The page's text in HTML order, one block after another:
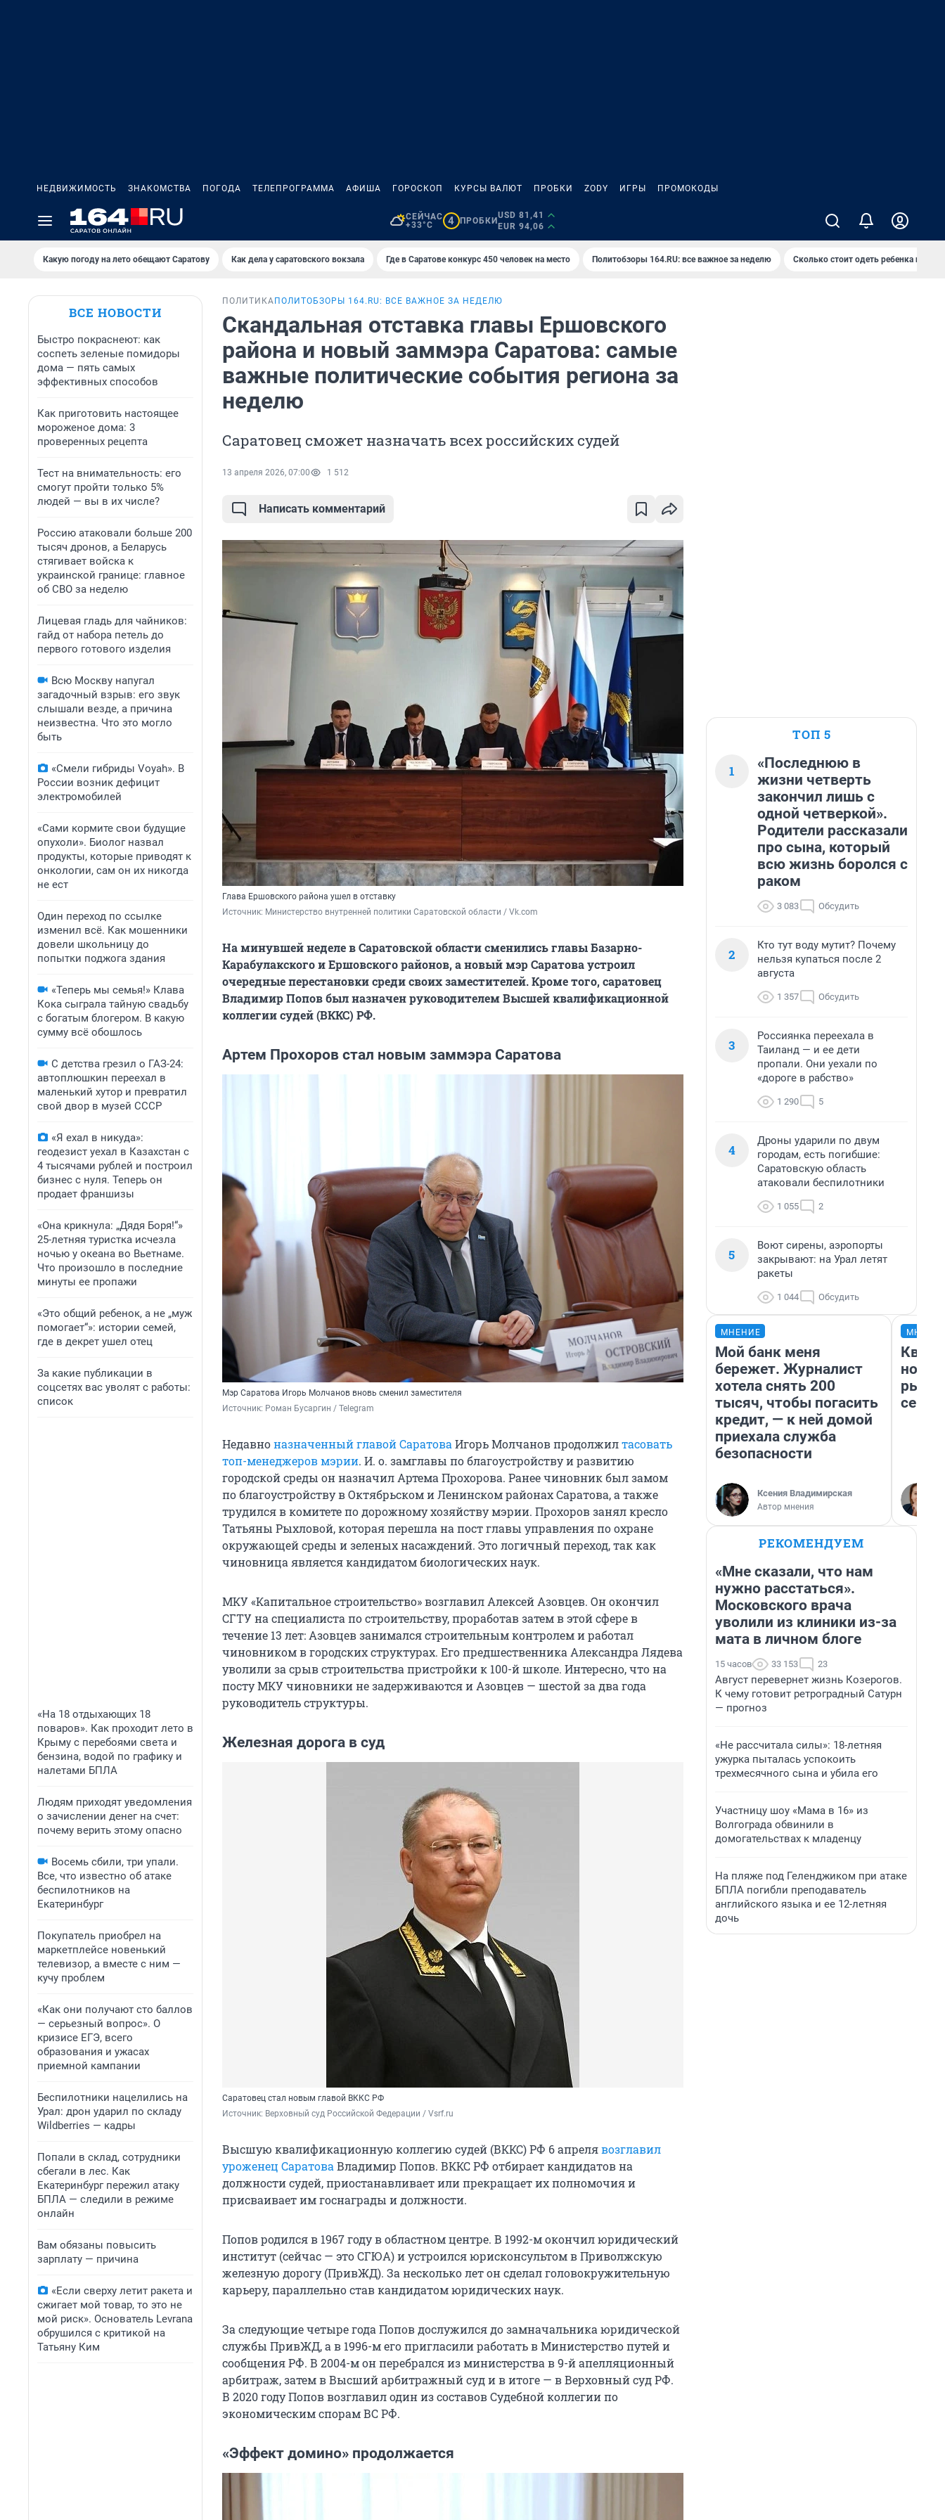
НЕДВИЖИМОСТЬ ЗНАКОМСТВА ПОГОДА ТЕЛЕПРОГРАММА АФИША ГОРОСКОП КУРСЫ ВАЛЮТ ПРОБКИ ZODY ИГРЫ ПРОМОКОДЫ
СЕЙЧАС
+33°C
4 ПРОБКИ
USD 81,41
EUR 94,06
Какую погоду на лето обещают Саратову Как дела у саратовского вокзала Где в Саратове конкурс 450 человек на место Политобзоры 164.RU: все важное за неделю Сколько стоит одеть ребенка на
ВСЕ НОВОСТИ
Быстро покраснеют: как
соспеть зеленые помидоры
дома — пять самых
эффективных способов
Как приготовить настоящее
мороженое дома: 3
проверенных рецепта
Тест на внимательность: его
смогут пройти только 5%
людей — вы в их числе?
Россию атаковали больше 200
тысяч дронов, а Беларусь
стягивает войска к
украинской границе: главное
об СВО за неделю
Лицевая гладь для чайников:
гайд от набора петель до
первого готового изделия
Всю Москву напугал
загадочный взрыв: его звук
слышали везде, а причина
неизвестна. Что это могло
быть
«Смели гибриды Voyah». В
России возник дефицит
электромобилей
«Сами кормите свои будущие
опухоли». Биолог назвал
продукты, которые приводят к
онкологии, сам он их никогда
не ест
Один переход по ссылке
изменил всё. Как мошенники
довели школьницу до
попытки поджога здания
«Теперь мы семья!» Клава
Кока сыграла тайную свадьбу
с богатым блогером. В какую
сумму всё обошлось
С детства грезил о ГАЗ-24:
автоплюшкин переехал в
маленький хутор и превратил
свой двор в музей СССР
«Я ехал в никуда»:
геодезист уехал в Казахстан с
4 тысячами рублей и построил
бизнес с нуля. Теперь он
продает франшизы
«Она крикнула: „Дядя Боря!“»
25-летняя туристка исчезла
ночью у океана во Вьетнаме.
Что произошло в последние
минуты ее пропажи
«Это общий ребенок, а не „муж
помогает“»: истории семей,
где в декрет ушел отец
За какие публикации в
соцсетях вас уволят с работы:
список
«На 18 отдыхающих 18
поваров». Как проходит лето в
Крыму с перебоями света и
бензина, водой по графику и
налетами БПЛА
Людям приходят уведомления
о зачислении денег на счет:
почему верить этому опасно
Восемь сбили, три упали.
Все, что известно об атаке
беспилотников на
Екатеринбург
Покупатель приобрел на
маркетплейсе новенький
телевизор, а вместе с ним —
кучу проблем
«Как они получают сто баллов
— серьезный вопрос». О
кризисе ЕГЭ, всего
образования и ужасах
приемной кампании
Беспилотники нацелились на
Урал: дрон ударил по складу
Wildberries — кадры
Попали в склад, сотрудники
сбегали в лес. Как
Екатеринбург пережил атаку
БПЛА — следили в режиме
онлайн
Вам обязаны повысить
зарплату — причина
«Если сверху летит ракета и
сжигает мой товар, то это не
мой риск». Основатель Levrana
обрушился с критикой на
Татьяну Ким
ПОЛИТИКА ПОЛИТОБЗОРЫ 164.RU: ВСЕ ВАЖНОЕ ЗА НЕДЕЛЮ
Скандальная отставка главы Ершовского
района и новый заммэра Саратова: самые
важные политические события региона за
неделю
Саратовец сможет назначать всех российских судей
13 апреля 2026, 07:00 1 512
Написать комментарий
Глава Ершовского района ушел в отставку
Источник: Министерство внутренней политики Саратовской области / Vk.com
На минувшей неделе в Саратовской области сменились главы Базарно-
Карабулакского и Ершовского районов, а новый мэр Саратова устроил
очередные перестановки среди своих заместителей. Кроме того, саратовец
Владимир Попов был назначен руководителем Высшей квалификационной
коллегии судей (ВККС) РФ.
Артем Прохоров стал новым заммэра Саратова
Мэр Саратова Игорь Молчанов вновь сменил заместителя
Источник: Роман Бусаргин / Telegram
Недавноназначенный главой Саратова Игорь Молчанов продолжилтасовать
топ-менеджеров мэрии. И. о. замглавы по благоустройству и развитию
городской среды он назначил Артема Прохорова. Ранее чиновник был замом
по благоустройству в Октябрьском и Ленинском районах Саратова, а также
трудился в комитете по дорожному хозяйству мэрии. Прохоров занял кресло
Татьяны Рыхловой, которая перешла на пост главы управления по охране
окружающей среды и зеленых насаждений. Это логичный переход, так как
чиновница является кандидатом биологических наук.
МКУ «Капитальное строительство» возглавил Алексей Азовцев. Он окончил
СГТУ на специалиста по строительству, проработав затем в этой сфере в
течение 13 лет: Азовцев занимался строительным контролем и работал
чиновником в городских структурах. Его предшественника Александра Лядева
уволили за срыв строительства пристройки к 100-йшколе. Интересно, что на
посту МКУ чиновники не задерживаются и Азовцев — шестой за два года
руководитель структуры.
Железная дорога в суд
Саратовец стал новым главой ВККС РФ
Источник: Верховный суд Российской Федерации / Vsrf.ru
Высшую квалификационную коллегию судей (ВККС) РФ 6 апрелявозглавил
уроженец Саратова Владимир Попов. ВККС РФ отбирает кандидатов на
должности судей, приостанавливает или прекращает их полномочия и
присваивает им госнаграды и должности.
Попов родился в 1967 году в областном центре. В 1992-м окончил юридический
институт (сейчас — это СГЮА) и устроился юрисконсультом в Приволжскую
железную дорогу (ПривЖД). За несколько лет он сделал головокружительную
карьеру, параллельно став кандидатом юридических наук.
За следующие четыре года Попов дослужился до замначальника юридической
службы ПривЖД, а в 1996-м его пригласили работать в Министерство путей и
сообщения РФ. В 2004-м он перебрался из министерства в 9-й апелляционный
арбитраж, затем в Высший арбитражный суд и в итоге — в Верховный суд РФ.
В 2020 году Попов возглавил один из составов Судебной коллегии по
экономическим спорам ВС РФ.
«Эффект домино» продолжается
ТОП 5
1
«Последнюю в
жизни четверть
закончил лишь с
одной четверкой».
Родители рассказали
про сына, который
всю жизнь боролся с
раком
3 083 Обсудить
2
Кто тут воду мутит? Почему
нельзя купаться после 2
августа
1 357 Обсудить
3
Россиянка переехала в
Таиланд — и ее дети
пропали. Они уехали по
«дороге в рабство»
1 290 5
4
Дроны ударили по двум
городам, есть погибшие:
Саратовскую область
атаковали беспилотники
1 055 2
5
Воют сирены, аэропорты
закрывают: на Урал летят
ракеты
1 044 Обсудить
МНЕНИЕ
Мой банк меня
бережет. Журналист
хотела снять 200
тысяч, чтобы погасить
кредит, — к ней домой
приехала служба
безопасности
Ксения Владимирская
Автор мнения
но
РЕКОМЕНДУЕМ
«Мне сказали, что нам
нужно расстаться».
Московского врача
уволили из клиники из-за
мата в личном блоге
15 часов 33 153 23
Август перевернет жизнь Козерогов.
К чему готовит ретроградный Сатурн
— прогноз
«Не рассчитала силы»: 18-летняя
ужурка пыталась успокоить
трехмесячного сына и убила его
Участницу шоу «Мама в 16» из
Волгограда обвинили в
домогательствах к младенцу
На пляже под Геленджиком при атаке
БПЛА погибли преподаватель
английского языка и ее 12-летняя
дочь